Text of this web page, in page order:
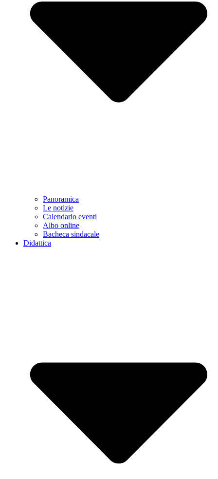
Panoramica
Le notizie
Calendario eventi
Albo online
Bacheca sindacale
Didattica